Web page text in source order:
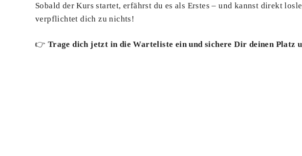
Sobald der Kurs startet, erfährst du es als Erstes – und kannst direkt
verpflichtet dich zu nichts!
👉 Trage dich jetzt in die Warteliste ein und sichere Dir deinen Platz